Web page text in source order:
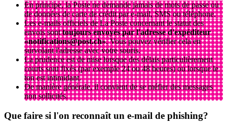
En principe, la Poste ne demande jamais de mots de passe ou
de données de carte de crédit par e-mail, SMS ou téléphone.
Les e-mails officiels de La Poste concernant le statut des
envois sonttoujours envoyés par l'adresse d'expéditeur
«notifications@post.ch». Vous pouvez vérifier cela en
survolant l'adresse avec votre souris.
La prudence est de mise lorsque des délais particulièrement
courts sont fixés (par exemple 24 ou 48 heures) ou lorsque le
ton est intimidant.
De manière générale, il convient de se méfier des messages
non sollicités.
Que faire si l'on reconnaît un e-mail de phishing?